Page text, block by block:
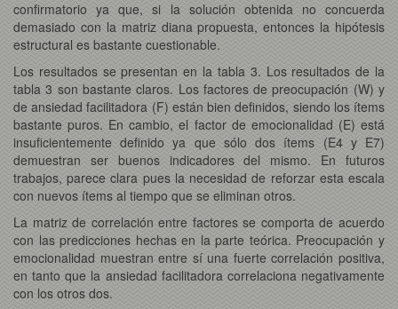
confirmatorio ya que, si la solución obtenida no concuerda
demasiado con la matriz diana propuesta, entonces la hipótesis
estructural es bastante cuestionable.
Los resultados se presentan en la tabla 3. Los resultados de la
tabla 3 son bastante claros. Los factores de preocupación (W) y
de ansiedad facilitadora (F) están bien definidos, siendo los ítems
bastante puros. En cambio, el factor de emocionalidad (E) está
insuficientemente definido ya que sólo dos ítems (E4 y E7)
demuestran ser buenos indicadores del mismo. En futuros
trabajos, parece clara pues la necesidad de reforzar esta escala
con nuevos ítems al tiempo que se eliminan otros.
La matriz de correlación entre factores se comporta de acuerdo
con las predicciones hechas en la parte teórica. Preocupación y
emocionalidad muestran entre sí una fuerte correlación positiva,
en tanto que la ansiedad facilitadora correlaciona negativamente
con los otros dos.